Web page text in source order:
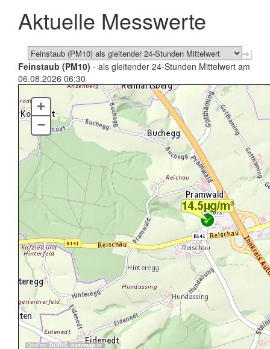
schließen
Aktuelle Messwerte
Feinstaub (PM10) - als gleitender 24-Stunden Mittelwert am
06.08.2026 06:30
Quellen: DORIS, basemap.at
+
–